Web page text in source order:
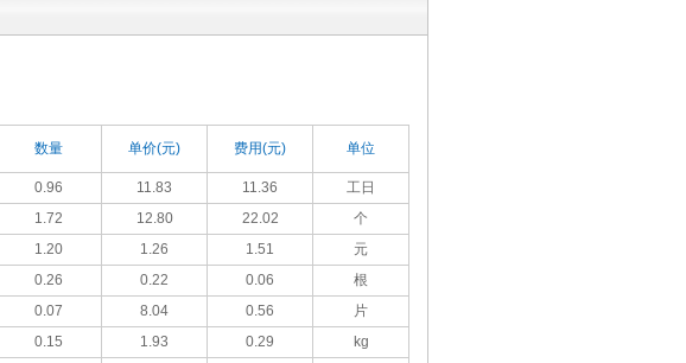
数量 单价(元) 费用(元) 单位
0.96 11.83 11.36 工日
1.72 12.80 22.02
个
1.20 1.26 1.51
元
0.26 0.22 0.06
根
0.07 8.04 0.56
片
0.15 1.93 0.29
kg